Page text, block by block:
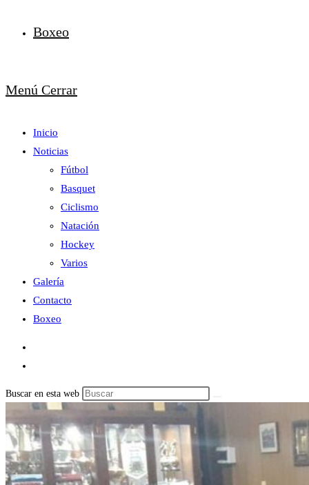
Boxeo
Menú Cerrar
Inicio
Noticias
Fútbol
Basquet
Ciclismo
Natación
Hockey
Varios
Galería
Contacto
Boxeo
Buscar en esta web